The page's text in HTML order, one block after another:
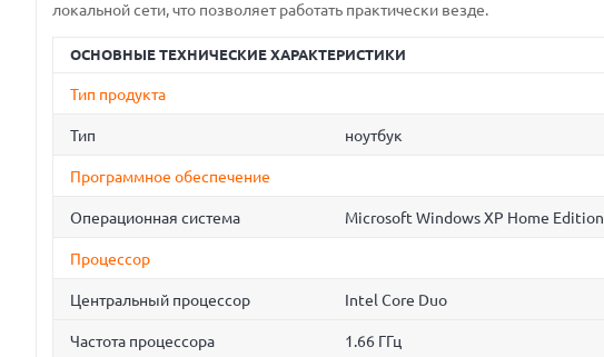
локальной сети, что позволяет работать практически везде.
ОСНОВНЫЕ ТЕХНИЧЕСКИЕ ХАРАКТЕРИСТИКИ
Тип продукта
Тип ноутбук
Программное обеспечение
Операционная система Microsoft Windows XP Home Edition
Процессор
Центральный процессор Intel Core Duo
Частота процессора 1.66 ГГц